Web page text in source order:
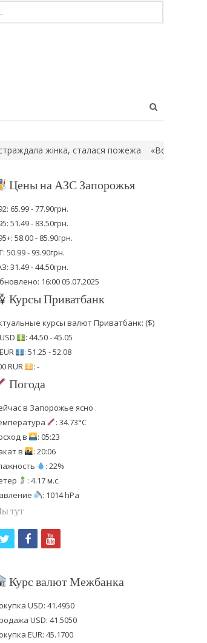
жінка, сталася пожежа «Вони руйнують
Цены на АЗС Запорожья
65.99 - 77.90грн.
51.49 - 83.50грн.
58.00 - 85.90грн.
50.99 - 93.90грн.
31.49 - 44.50грн.
16:00 05.07.2025
Курсы Приватбанк
курсы валют Приватбанк: ($)
: 44.50 - 45.05
: 51.25 - 52.08
RUR
: -
Погода
в Запорожье ясно
: 34.73°C
в
: 05:23
в
: 20:06
: 22%
: 4.17 м.с.
: 1014 hPa
тут
i
t
e
f
c
b
o
y
u
u
b
Курс валют Межбанка
USD: 41.4950
USD: 41.5050
EUR: 45.1700